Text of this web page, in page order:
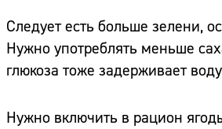
Следует есть больше зелени,
Нужно употреблять меньше
глюкоза тоже задерживает
Нужно включить в рацион